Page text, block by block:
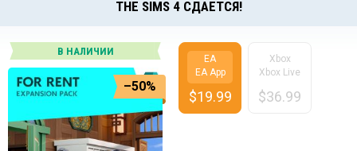
THE SIMS 4 СДАЕТСЯ!
В НАЛИЧИИ
–50%
EA
EA App
$19.99
Xbox
Xbox Live
$36.99